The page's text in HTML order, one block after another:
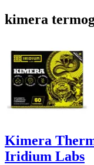
kimera
Kimera
Iridium Labs